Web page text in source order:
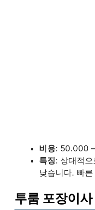
비용: 50.000
특징: 상대적
낮습니다. 빠
투룸 포장이사